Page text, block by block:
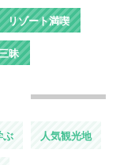
リゾート満喫
昧
ぶ 人気観光地